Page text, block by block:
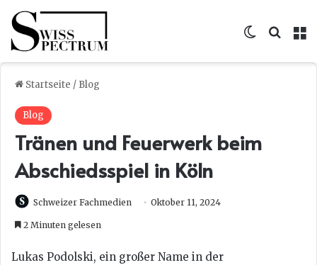
Skin
Startseite / Blog
Blog
Tränen und Feuerwerk beim
Abschiedsspiel in Köln
Schweizer Fachmedien Oktober 11, 2024
2 Minuten gelesen
Lukas Podolski, ein großer Name in der